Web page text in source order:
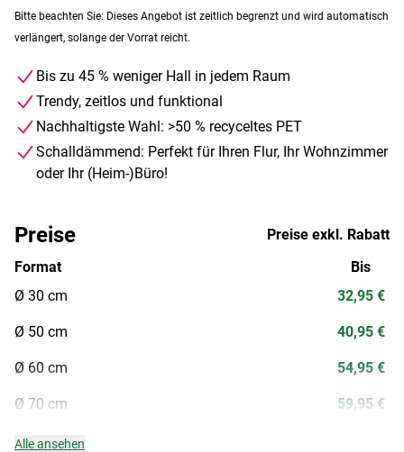
Bitte beachten Sie: Dieses Angebot ist zeitlich begrenzt und wird automatisch
verlängert, solange der Vorrat reicht.
Bis zu 45 % weniger Hall in jedem Raum
Trendy, zeitlos und funktional
Nachhaltigste Wahl: >50 % recyceltes PET
Schalldämmend: Perfekt für Ihren Flur, Ihr Wohnzimmer
oder Ihr (Heim-)Büro!
Preise
Preise exkl. Rabatt
Format
Ø 30 cm
Ø 50 cm
Ø 60 cm
Ø 70 cm
Bis
32,95 €
40,95 €
54,95 €
59,95 €
Alle ansehen